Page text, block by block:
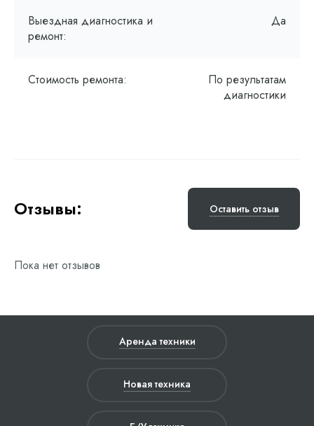
Выездная диагностика и
ремонт:
Да
Стоимость ремонта:
По результатам
диагностики
Отзывы: Оставить отзыв
Пока нет отзывов
Аренда техники
Новая техника